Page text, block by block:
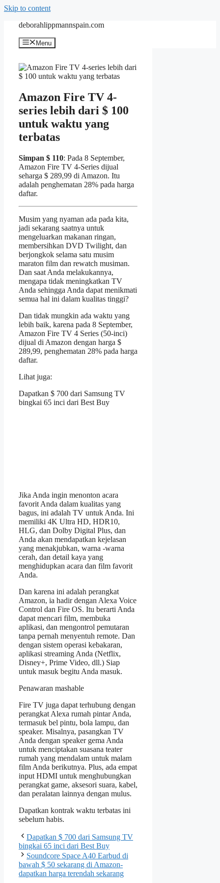
Skip to content
deborahlippmannspain.com
Menu
Amazon Fire TV 4-
series lebih dari $ 100
untuk waktu yang
terbatas
Simpan $ 110: Pada 8 September,
Amazon Fire TV 4-Series dijual
seharga $ 289,99 di Amazon. Itu
adalah penghematan 28% pada harga
daftar.
Musim yang nyaman ada pada kita,
jadi sekarang saatnya untuk
mengeluarkan makanan ringan,
membersihkan DVD Twilight, dan
berjongkok selama satu musim
maraton film dan rewatch musiman.
Dan saat Anda melakukannya,
mengapa tidak meningkatkan TV
Anda sehingga Anda dapat menikmati
semua hal ini dalam kualitas tinggi?
Dan tidak mungkin ada waktu yang
lebih baik, karena pada 8 September,
Amazon Fire TV 4 Series (50-inci)
dijual di Amazon dengan harga $
289,99, penghematan 28% pada harga
daftar.
Lihat juga:
Dapatkan $ 700 dari Samsung TV
bingkai 65 inci dari Best Buy
Jika Anda ingin menonton acara
favorit Anda dalam kualitas yang
bagus, ini adalah TV untuk Anda. Ini
memiliki 4K Ultra HD, HDR10,
HLG, dan Dolby Digital Plus, dan
Anda akan mendapatkan kejelasan
yang menakjubkan, warna -warna
cerah, dan detail kaya yang
menghidupkan acara dan film favorit
Anda.
Dan karena ini adalah perangkat
Amazon, ia hadir dengan Alexa Voice
Control dan Fire OS. Itu berarti Anda
dapat mencari film, membuka
aplikasi, dan mengontrol pemutaran
tanpa pernah menyentuh remote. Dan
dengan sistem operasi kebakaran,
aplikasi streaming Anda (Netflix,
Disney+, Prime Video, dll.) Siap
untuk masuk begitu Anda masuk.
Penawaran mashable
Fire TV juga dapat terhubung dengan
perangkat Alexa rumah pintar Anda,
termasuk bel pintu, bola lampu, dan
speaker. Misalnya, pasangkan TV
Anda dengan speaker gema Anda
untuk menciptakan suasana teater
rumah yang mendalam untuk malam
film Anda berikutnya. Plus, ada empat
input HDMI untuk menghubungkan
perangkat game, aksesori suara, kabel,
dan peralatan lainnya dengan mulus.
Dapatkan kontrak waktu terbatas ini
sebelum habis.
Dapatkan $ 700 dari Samsung TV
bingkai 65 inci dari Best Buy
Soundcore Space A40 Earbud di
bawah $ 50 sekarang di Amazon-
dapatkan harga terendah sekarang